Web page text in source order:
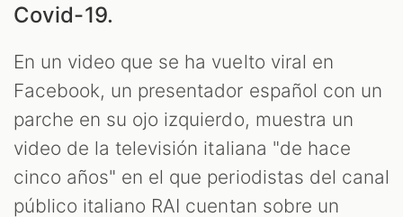
Covid-19.
En un video que se ha vuelto viral en
Facebook, un presentador español con un
parche en su ojo izquierdo, muestra un
video de la televisión italiana "de hace
cinco años" en el que periodistas del canal
público italiano RAI cuentan sobre un